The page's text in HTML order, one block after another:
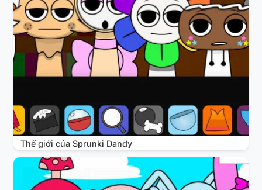
Thế giới của Sprunki Dandy